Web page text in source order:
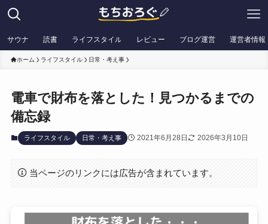
サウナ 読書 ライフスタイル レビュー ブログ運営 運営者情報
ホーム ライフスタイル 日常・考え事
電車で財布を落とした！見つかるまでの
備忘録
ライフスタイル 日常・考え事 2021年6月28日 2026年3月10日
当ページのリンクには広告が含まれています。